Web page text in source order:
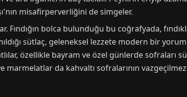
misafirperverliğini de simgeler.
Fındığın bolca bulunduğu bu coğrafyada,
sütlaç, geleneksel lezzete modern bir
özellikle bayram ve özel günlerde sofraları
da kahvaltı sofralarının